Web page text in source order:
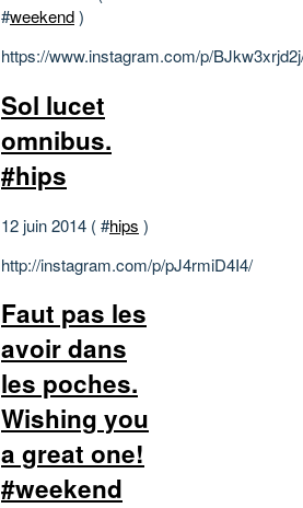
#weekend)
https://www.instagram.com/p/
Sol lucet
omnibus.
#hips
12 juin 2014 ( #hips )
http://instagram.com/p/pJ4rmiD4I4/
Faut pas les
avoir dans
les poches.
Wishing you
a great one!
#weekend